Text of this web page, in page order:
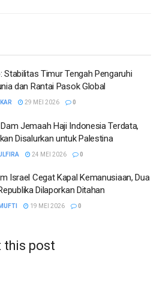
Stabilitas Timur Tengah Pengaruhi
dan Rantai Pasok Global
29 MEI 2026 0
Jemaah Haji Indonesia Terdata,
Disalurkan untuk Palestina
24 MEI 2026 0
Israel Cegat Kapal Kemanusiaan, Dua
Dilaporkan Ditahan
19 MEI 2026 0
this post